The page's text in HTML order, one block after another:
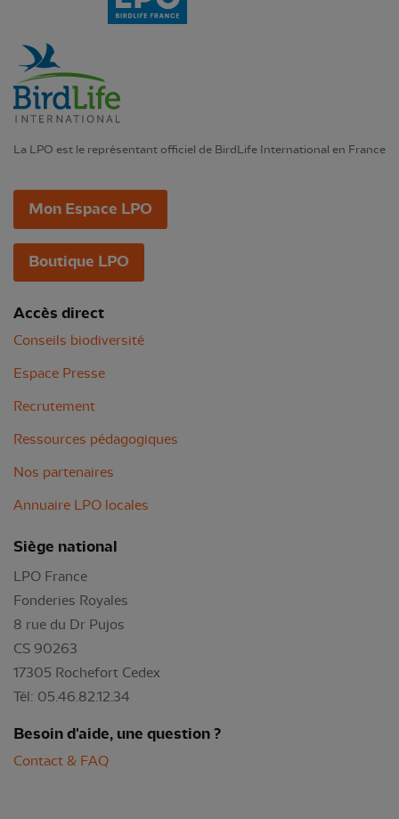
La LPO est le représentant officiel de BirdLife International en France
Mon Espace LPO
Boutique LPO
Accès direct
Conseils biodiversité
Espace Presse
Recrutement
Ressources pédagogiques
Nos partenaires
Annuaire LPO locales
Siège national
LPO France
Fonderies Royales
8 rue du Dr Pujos
CS 90263
17305 Rochefort Cedex
Tél: 05.46.82.12.34
Besoin d'aide, une question ?
Contact & FAQ